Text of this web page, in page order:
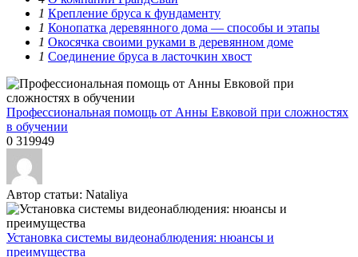
1 Крепление бруса к фундаменту
1 Конопатка деревянного дома — способы и этапы
1 Окосячка своими руками в деревянном доме
1 Соединение бруса в ласточкин хвост
Профессиональная помощь от Анны Евковой при сложностях
в обучении
0 319949
Автор статьи: Nataliya
Установка системы видеонаблюдения: нюансы и
преимущества